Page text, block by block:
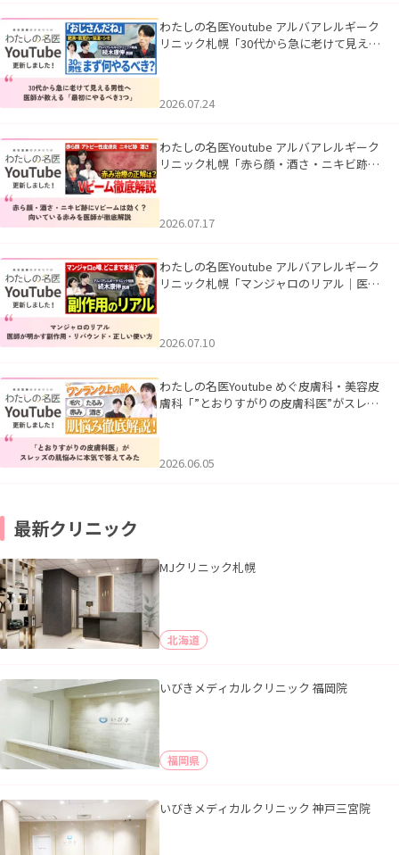
わたしの名医Youtube アルバアレルギーク
リニック札幌「30代から急に老けて見える
2026.07.24
わたしの名医Youtube アルバアレルギーク
リニック札幌「赤ら顔・酒さ・ニキビ跡に
2026.07.17
わたしの名医Youtube アルバアレルギーク
リニック札幌「マンジャロのリアル｜医師
2026.07.10
わたしの名医Youtube めぐ皮膚科・美容皮
膚科「”とおりすがりの皮膚科医”がスレッ
2026.06.05
最新クリニック
MJクリニック札幌
北海道
いびきメディカルクリニック 福岡院
福岡県
いびきメディカルクリニック 神戸三宮院